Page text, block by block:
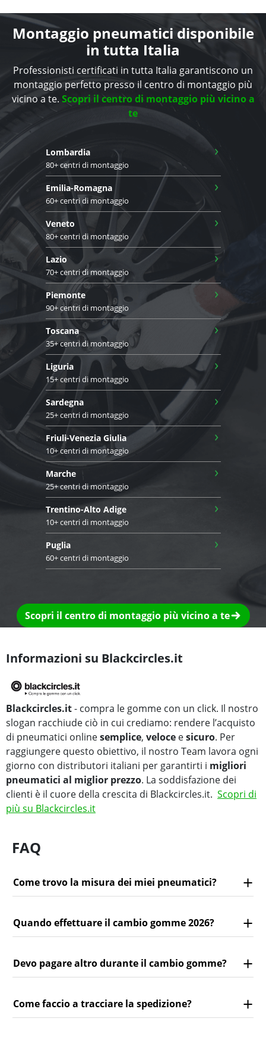
Montaggio pneumatici disponibile
in tutta Italia
Professionisti certificati in tutta Italia garantiscono un
montaggio perfetto presso il centro di montaggio più
vicino a te. Scopri il centro di montaggio più vicino a
te
Lombardia
80+ centri di montaggio
›
Emilia-Romagna
60+ centri di montaggio
›
Veneto
80+ centri di montaggio
›
Lazio
70+ centri di montaggio
›
Piemonte
90+ centri di montaggio
›
Toscana
35+ centri di montaggio
›
Liguria
15+ centri di montaggio
›
Sardegna
25+ centri di montaggio
›
Friuli-Venezia Giulia
10+ centri di montaggio
›
Marche
25+ centri di montaggio
›
Trentino-Alto Adige
10+ centri di montaggio
›
Puglia
60+ centri di montaggio
›
Scopri il centro di montaggio più vicino a te
Informazioni su Blackcircles.it
Blackcircles.it- compra le gomme con un click. Il nostro
slogan racchiude ciò in cui crediamo: rendere l’acquisto
di pneumatici onlinesemplice, veloce esicuro. Per
raggiungere questo obiettivo, il nostro Team lavora ogni
giorno con distributori italiani per garantirti i migliori
pneumatici al miglior prezzo. La soddisfazione dei
clienti è il cuore della crescita di Blackcircles.it. Scopri di
più su Blackcircles.it
FAQ
Come trovo la misura dei miei pneumatici?
Quando effettuare il cambio gomme 2026?
Devo pagare altro durante il cambio gomme?
Come faccio a tracciare la spedizione?